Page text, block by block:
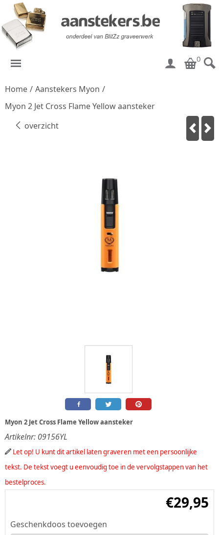
0
Home / Aanstekers Myon /
Myon 2 Jet Cross Flame Yellow aansteker
overzicht
Myon 2 Jet Cross Flame Yellow aansteker
Artikelnr: 09156YL
Let op! U kunt dit artikel laten graveren met een persoonlijke
tekst. De tekst voegt u eenvoudig toe in de vervolgstappen van het
bestelproces.
€29,95
Geschenkdoos toevoegen